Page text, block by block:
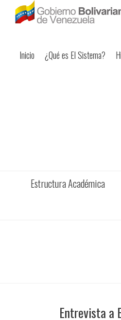
Inicio ¿Qué es El Sistema?
Estructura Académica
Entrevista a